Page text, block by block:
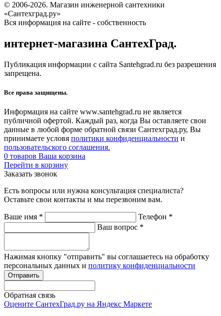
© 2006-2026. Магазин инженерной сантехники
«Сантехград.ру»
Вся информация на сайте - собственность
интернет-магазина СантехГрад.
Публикация информации с сайта Santehgrad.ru без разрешения
запрещена.
Все права защищены.
Информация на сайте www.santehgrad.ru не является
публичной офертой. Каждый раз, когда Вы оставляете свои
данные в любой форме обратной связи Сантехград.ру, Вы
принимаете условя политики конфиденциальности и
пользовательского соглашения.
0 товаров Ваша корзина
Перейти в корзину
Заказать звонок
Есть вопросы или нужна консультация специалиста?
Оставьте свои контакты и мы перезвоним вам.
Ваше имя * Телефон *
Ваш вопрос *
Нажимая кнопку "отправить" вы соглашаетесь на обработку
персональных данных и политику конфиденциальности
Обратная связь
Оцените СантехГрад.ру на Яндекс Маркете